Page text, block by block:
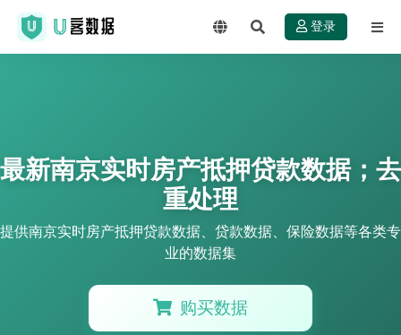
登录
最新南京实时房产抵押贷款数据；去
重处理
提供南京实时房产抵押贷款数据、贷款数据、保险数据等各类专
业的数据集
购买数据